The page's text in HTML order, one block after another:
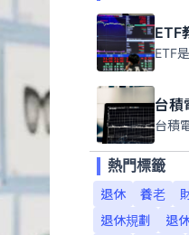
ETF
台積
熱門標籤
退休
養老
退休規劃
退